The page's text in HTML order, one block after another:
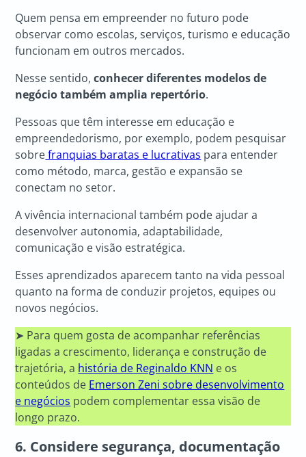
Quem pensa em empreender no futuro pode
observar como escolas, serviços, turismo e educação
funcionam em outros mercados.
Nesse sentido,conhecer diferentes modelos de
negócio também amplia repertório.
Pessoas que têm interesse em educação e
empreendedorismo, por exemplo, podem pesquisar
sobrefranquias baratas e lucrativas para entender
como método, marca, gestão e expansão se
conectam no setor.
A vivência internacional também pode ajudar a
desenvolver autonomia, adaptabilidade,
comunicação e visão estratégica.
Esses aprendizados aparecem tanto na vida pessoal
quanto na forma de conduzir projetos, equipes ou
novos negócios.
➤ Para quem gosta de acompanhar referências
ligadas a crescimento, liderança e construção de
trajetória, a história de Reginaldo KNN e os
conteúdos de Emerson Zeni sobre desenvolvimento
e negócios podem complementar essa visão de
longo prazo.
6. Considere segurança, documentação